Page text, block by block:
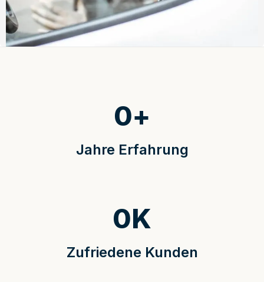
Jahre Erfahrung
0+
Zufriedene Kunden
0K